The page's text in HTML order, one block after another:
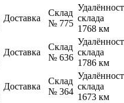
Доставка
Склад
№ 775
склада
1768 км
Доставка
Склад
№ 636
склада
1786 км
Доставка
Склад
№ 364
склада
1673 км